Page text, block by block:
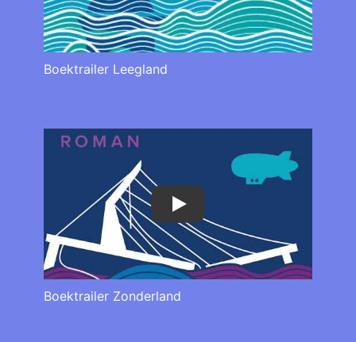
Boektrailer Leegland
Play
Boektrailer Zonderland